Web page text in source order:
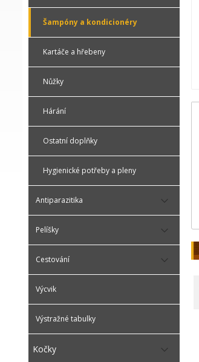
Šampóny a kondicionéry
Kartáče a hřebeny
Nůžky
Hárání
Ostatní doplňky
Hygienické potřeby a pleny
Antiparazitika
Pelíšky
Cestování
Výcvik
Výstražné tabulky
Kočky